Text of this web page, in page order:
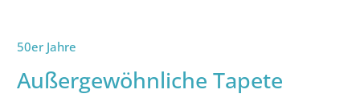
50er Jahre
Außergewöhnliche Tapete